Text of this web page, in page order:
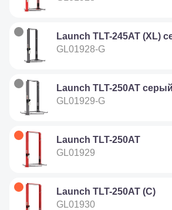
Launch TLT-245AT (XL)
GL01928-G
Launch TLT-250AT серый
GL01929-G
Launch TLT-250AT
GL01929
Launch TLT-250AT (C)
GL01930